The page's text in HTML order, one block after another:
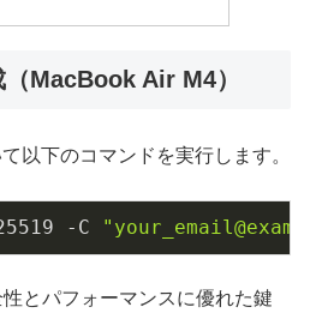
MacBook Air M4）
以下のコマンドを実行します。
-C
性とパフォーマンスに優れた鍵